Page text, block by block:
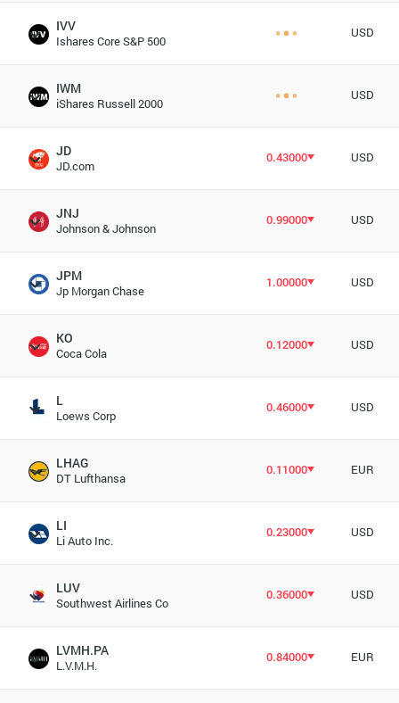
IVV
Ishares Core S&P 500
USD
IWM
iShares Russell 2000
USD
JD
JD.com
0.43000 USD
JNJ
Johnson & Johnson
0.99000 USD
JPM
Jp Morgan Chase
1.00000 USD
KO
Coca Cola
0.12000 USD
L
Loews Corp
0.46000 USD
LHAG
DT Lufthansa
0.11000 EUR
LI
Li Auto Inc.
0.23000 USD
LUV
Southwest Airlines Co
0.36000 USD
LVMH.PA
L.V.M.H.
0.84000 EUR